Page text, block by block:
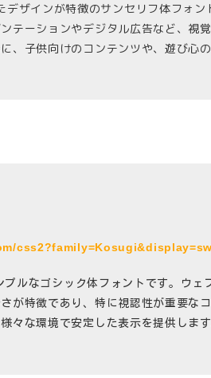
ザインが特徴のサンセリフ体フォ
テーションやデジタル広告など、
、子供向けのコンテンツや、遊び心
ルなゴシック体フォントです。ウ
が特徴であり、特に視認性が重要な
々な環境で安定した表示を提供します